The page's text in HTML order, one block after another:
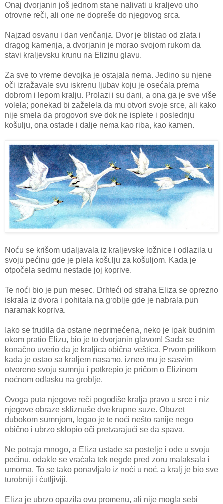
Onaj dvorjanin još jednom stane nalivati u kraljevo uho
otrovne reči, ali one ne dopreše do njegovog srca.
Najzad osvanu i dan venčanja. Dvor je blistao od zlata i
dragog kamenja, a dvorjanin je morao svojom rukom da
stavi kraljevsku krunu na Elizinu glavu.
Za sve to vreme devojka je ostajala nema. Jedino su njene
oči izražavale svu iskrenu ljubav koju je osećala prema
dobrom i lepom kralju. Prolazili su dani, a ona ga je sve više
volela; ponekad bi zaželela da mu otvori svoje srce, ali kako
nije smela da progovori sve dok ne isplete i poslednju
košulju, ona ostade i dalje nema kao riba, kao kamen.
Noću se krišom udaljavala iz kraljevske ložnice i odlazila u
svoju pećinu gde je plela košulju za košuljom. Kada je
otpočela sedmu nestade joj koprive.
Te noći bio je pun mesec. Drhteći od straha Eliza se oprezno
iskrala iz dvora i pohitala na groblje gde je nabrala pun
naramak kopriva.
Iako se trudila da ostane neprimećena, neko je ipak budnim
okom pratio Elizu, bio je to dvorjanin glavom! Sada se
konačno uverio da je kraljica obična veštica. Prvom prilikom
kada je ostao sa kraljem nasamo, izneo mu je sasvim
otvoreno svoju sumnju i potkrepio je pričom o Elizinom
noćnom odlasku na groblje.
Ovoga puta njegove reči pogodiše kralja pravo u srce i niz
njegove obraze skliznuše dve krupne suze. Obuzet
dubokom sumnjom, legao je te noći nešto ranije nego
obično i ubrzo sklopio oči pretvarajući se da spava.
Ne potraja mnogo, a Eliza ustade sa postelje i ode u svoju
pećinu, odakle se vraćala tek negde pred zoru malaksala i
umorna. To se tako ponavljalo iz noći u noć, a kralj je bio sve
turobniji i ćutljiviji.
Eliza je ubrzo opazila ovu promenu, ali nije mogla sebi